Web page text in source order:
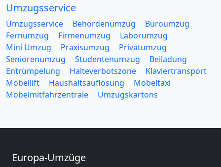
Umzugsservice
Umzugsservice Behördenumzug
Büroumzug
Fernumzug
Firmenumzug
Laborumzug
Mini Umzug
Praxisumzug
Privatumzug
Seniorenumzug
Studentenumzug
Beiladung
Entrümpelung
Halteverbotszone
Klaviertransport
Möbellift
Haushaltsauflösung
Möbeltaxi
Möbelmitfahrzentrale
Umzugskartons
Europa-Umzüge